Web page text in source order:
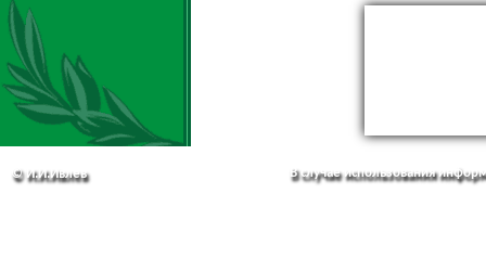
© И.И.Ивлев В случае использования